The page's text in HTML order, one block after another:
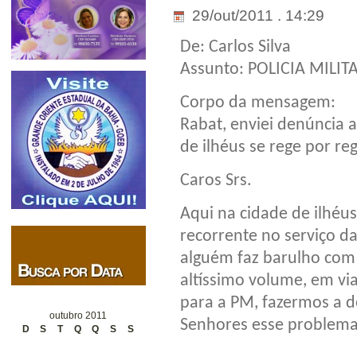
outubro 2011
D
S T Q Q S
S
29/out/2011 . 14:29
De: Carlos Silva
Assunto: POLICIA
Corpo da mensagem:
Rabat, enviei denúncia
de ilhéus se rege por
Caros Srs.
Aqui na cidade de
recorrente no serviço
alguém faz barulho
altíssimo volume, em
para a PM, fazermos a
Senhores esse